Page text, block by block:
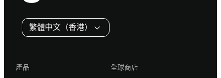
繁體中文（香港）
產品
全球商店